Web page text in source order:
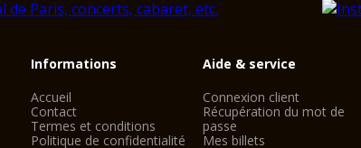
Informations
Accueil
Contact
Termes et conditions
Politique de confidentialité
Aide & service
Connexion client
Récupération du mot de
passe
Mes billets